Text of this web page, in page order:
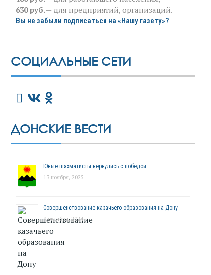
630 руб.— для предприятий, организаций.
Вы не забыли подписаться на «Нашу газету»?
СОЦИАЛЬНЫЕ СЕТИ
ДОНСКИЕ ВЕСТИ
Юные шахматисты вернулись с победой
13 ноября, 2025
Совершенствование казачьего образования на Дону
9 октября, 2024